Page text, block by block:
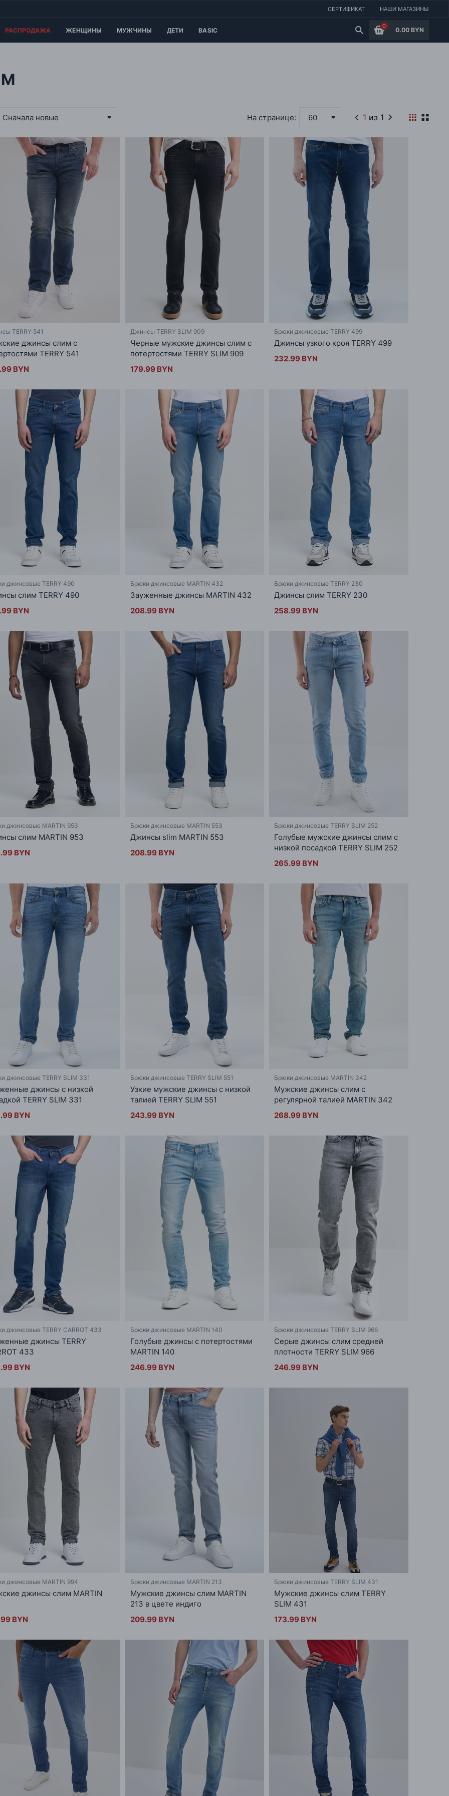
СЕРТИФИКАТ НАШИ МАГАЗИНЫ
РАСПРОДАЖА ЖЕНЩИНЫ МУЖЧИНЫ ДЕТИ BASIC
0
0.00 BYN
Сначала новые На странице: 60 1 из 1
TERRY 541
джинсы слим с
TERRY 541
BYN
Джинсы TERRY SLIM 909
Черные мужские джинсы слим с
потертостями TERRY SLIM 909
179.99 BYN
Брюки джинсовые TERRY 499
Джинсы узкого кроя TERRY 499
232.99 BYN
джинсовые TERRY 490
слим TERRY 490
BYN
Брюки джинсовые MARTIN 432
Зауженные джинсы MARTIN 432
208.99 BYN
Брюки джинсовые TERRY 230
Джинсы слим TERRY 230
258.99 BYN
джинсовые MARTIN 953
слим MARTIN 953
BYN
Брюки джинсовые MARTIN 553
Джинсы slim MARTIN 553
208.99 BYN
Брюки джинсовые TERRY SLIM 252
Голубые мужские джинсы слим с
низкой посадкой TERRY SLIM 252
265.99 BYN
джинсовые TERRY SLIM 331
джинсы с низкой
TERRY SLIM 331
BYN
Брюки джинсовые TERRY SLIM 551
Узкие мужские джинсы с низкой
талией TERRY SLIM 551
243.99 BYN
Брюки джинсовые MARTIN 342
Мужские джинсы слим с
регулярной талией MARTIN 342
268.99 BYN
джинсовые TERRY CARROT 433
джинсы TERRY
433
BYN
Брюки джинсовые MARTIN 140
Голубые джинсы с потертостями
MARTIN 140
246.99 BYN
Брюки джинсовые TERRY SLIM 966
Серые джинсы слим средней
плотности TERRY SLIM 966
246.99 BYN
джинсовые MARTIN 994
джинсы слим MARTIN
BYN
Брюки джинсовые MARTIN 213
Мужские джинсы слим MARTIN
213 в цвете индиго
209.99 BYN
Брюки джинсовые TERRY SLIM 431
Мужские джинсы слим TERRY
SLIM 431
173.99 BYN